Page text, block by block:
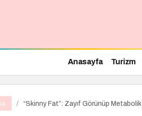
Anasayfa Turizm
“Skinny Fat”: Zayıf Görünüp